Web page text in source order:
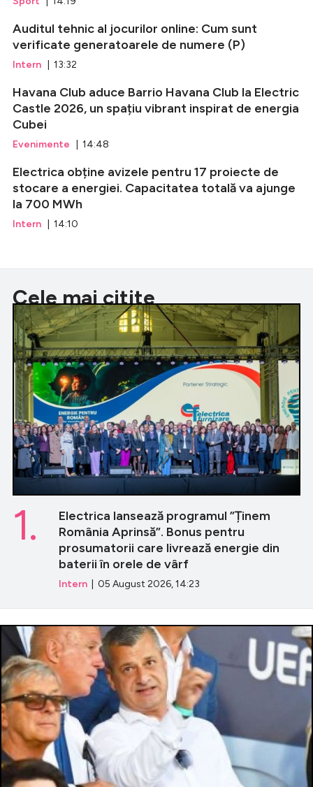
Auditul tehnic al jocurilor online: Cum sunt
verificate generatoarele de numere (P)
Intern | 13:32
Havana Club aduce Barrio Havana Club la Electric
Castle 2026, un spațiu vibrant inspirat de energia
Cubei
Evenimente | 14:48
Electrica obține avizele pentru 17 proiecte de
stocare a energiei. Capacitatea totală va ajunge
la 700 MWh
Intern | 14:10
Cele mai citite
Electrica lansează programul ”Ținem
România Aprinsă”. Bonus pentru
prosumatorii care livrează energie din
baterii în orele de vârf
Intern | 05 August 2026, 14:23
1.